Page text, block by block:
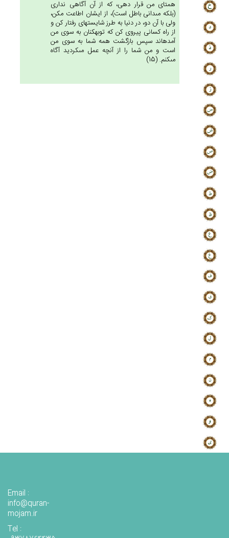
همتاى من قرار دهى، كه از آن آگاهى ندارى
(بلكه مى‏دانى باطل است)، از ايشان اطاعت مكن،
ولى با آن دو، در دنيا به طرز شايسته‏اى رفتار كن و
از راه كسانى پيروى كن كه توبه‏كنان به سوى من
آمده‏اند سپس بازگشت همه شما به سوى من
است و من شما را از آنچه عمل مى‏كرديد آگاه
مى‏كنم. (15)
Email :
info@quran-
mojam.ir
Tel :